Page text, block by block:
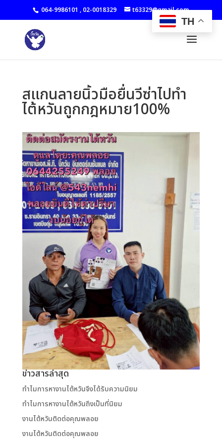
064-9986101 , 02-0018329 t63329@gmail.com
สแกนลายนิ้วมือยื่นวีซ่าไปทำ
ไต้หวันถูกกฎหมาย100%
ข่าวสารล่าสุด
ทำไมการหางานไต้หวันจึงได้รับความนิยม
ทำไมการหางานไต้หวันถึงเป็นที่นิยม
งานไต้หวันติดต่อคุณพลอย
งานไต้หวันติดต่อคุณพลอย
TH